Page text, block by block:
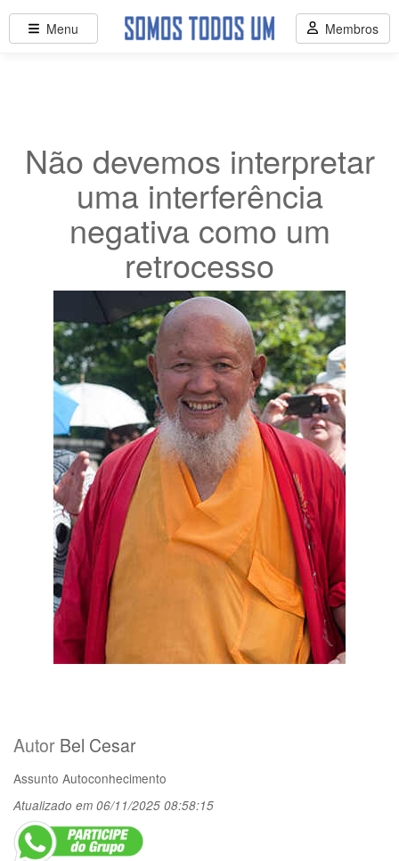
Não devemos interpretar
uma interferência
negativa como um
retrocesso
Autor Bel Cesar
Assunto Autoconhecimento
Atualizado em 06/11/2025 08:58:15
Menu Membros